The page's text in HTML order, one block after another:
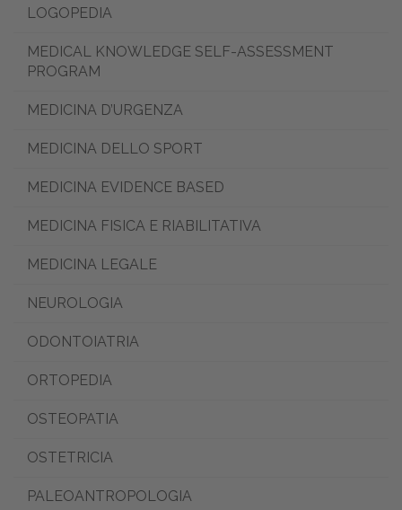
LOGOPEDIA
MEDICAL KNOWLEDGE SELF-ASSESSMENT
PROGRAM
MEDICINA D’URGENZA
MEDICINA DELLO SPORT
MEDICINA EVIDENCE BASED
MEDICINA FISICA E RIABILITATIVA
MEDICINA LEGALE
NEUROLOGIA
ODONTOIATRIA
ORTOPEDIA
OSTEOPATIA
OSTETRICIA
PALEOANTROPOLOGIA